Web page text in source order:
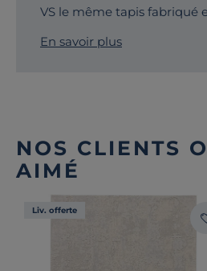
VS le même tapis fabriqué
En savoir plus
NOS CLIENTS
AIMÉ
Liv. offerte